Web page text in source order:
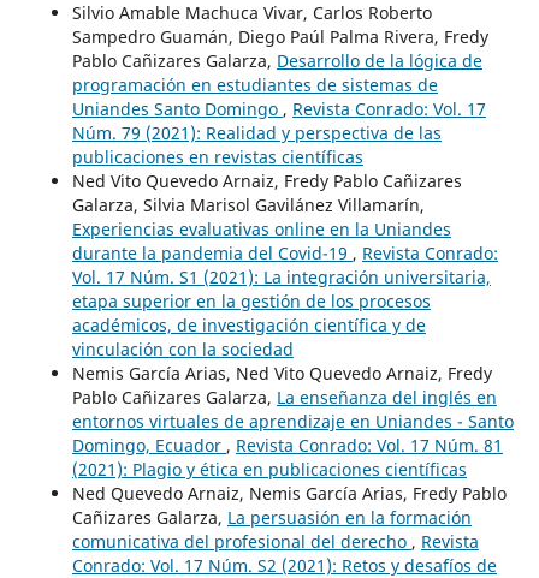
Silvio Amable Machuca Vivar, Carlos Roberto
Sampedro Guamán, Diego Paúl Palma Rivera, Fredy
Pablo Cañizares Galarza, Desarrollo de la lógica de
programación en estudiantes de sistemas de
Uniandes Santo Domingo , Revista Conrado: Vol. 17
Núm. 79 (2021): Realidad y perspectiva de las
publicaciones en revistas científicas
Ned Vito Quevedo Arnaiz, Fredy Pablo Cañizares
Galarza, Silvia Marisol Gavilánez Villamarín,
Experiencias evaluativas online en la Uniandes
durante la pandemia del Covid-19 , Revista Conrado:
Vol. 17 Núm. S1 (2021): La integración universitaria,
etapa superior en la gestión de los procesos
académicos, de investigación científica y de
vinculación con la sociedad
Nemis García Arias, Ned Vito Quevedo Arnaiz, Fredy
Pablo Cañizares Galarza, La enseñanza del inglés en
entornos virtuales de aprendizaje en Uniandes - Santo
Domingo, Ecuador , Revista Conrado: Vol. 17 Núm. 81
(2021): Plagio y ética en publicaciones científicas
Ned Quevedo Arnaiz, Nemis García Arias, Fredy Pablo
Cañizares Galarza, La persuasión en la formación
comunicativa del profesional del derecho , Revista
Conrado: Vol. 17 Núm. S2 (2021): Retos y desafíos de